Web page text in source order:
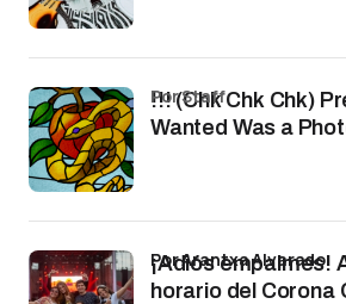
!!! (Chk Chk Chk)
Wanted Was a
por Staff
¡Adiós empalmes!
horario del Corona
por Arantxa Alvarado